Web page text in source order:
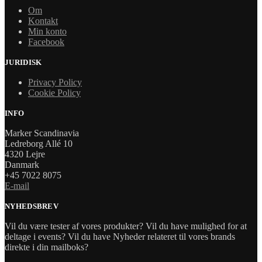
Om
Kontakt
Min konto
Facebook
JURIDISK
Privacy Policy
Cookie Policy
INFO
Marker Scandinavia
Ledreborg Allé 10
4320 Lejre
Danmark
+45 7022 8075
E-mail
NYHEDSBREV
Vil du være tester af vores produkter? Vil du have mulighed for at
deltage i events? Vil du have Nyheder relateret til vores brands
direkte i din mailboks?